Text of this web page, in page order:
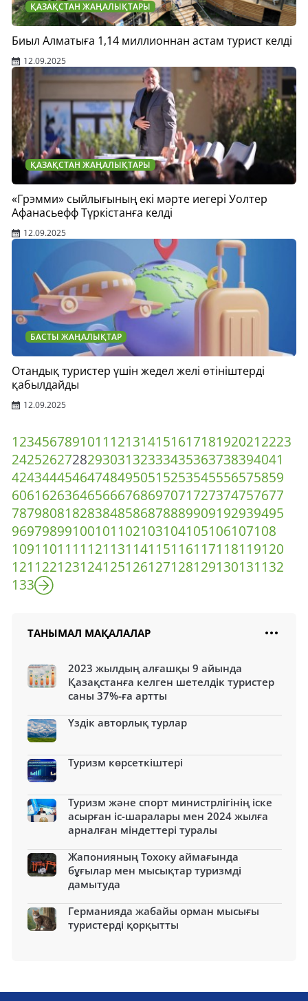
ҚАЗАҚСТАН ЖАҢАЛЫҚТАРЫ
Биыл Алматыға 1,14 миллионнан астам турист келді
12.09.2025
ҚАЗАҚСТАН ЖАҢАЛЫҚТАРЫ
«Грэмми» сыйлығының екі мәрте иегері Уолтер
Афанасьефф Түркістанға келді
12.09.2025
БАСТЫ ЖАҢАЛЫҚТАР
Отандық туристер үшін жедел желі өтініштерді
қабылдайды
12.09.2025
1234567891011 121314151617181920212223
242526272829303132333435363738394041
424344454647484950515253545556575859
606162636465666768697071727374757677
787980818283848586878889909192939495
96979899100101 102103104105106107108
109110111 112113114115116117118119120
121 122123124125126127128129130131 132
133
ТАНЫМАЛ МАҚАЛАЛАР
2023 жылдың алғашқы 9 айында
Қазақстанға келген шетелдік туристер
саны 37%-ға артты
Үздік авторлық турлар
Туризм көрсеткіштері
Туризм және спорт министрлігінің іске
асырған іс-шаралары мен 2024 жылға
арналған міндеттері туралы
Жапонияның Тохоку аймағында
бұғылар мен мысықтар туризмді
дамытуда
Германияда жабайы орман мысығы
туристерді қорқытты